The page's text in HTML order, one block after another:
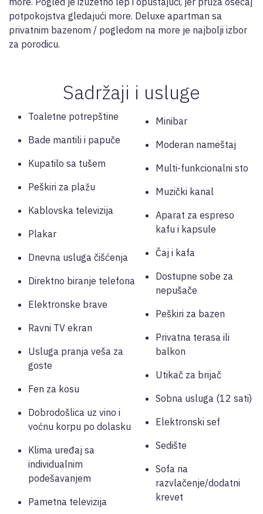
potpokojstva gledajući more. Deluxe apartman sa
privatnim bazenom / pogledom na more je najbolji izbor
za porodicu.
Sadržaji i usluge
Toaletne potrepštine
Bade mantili i papuče
Kupatilo sa tušem
Peškiri za plažu
Kablovska televizija
Plakar
Dnevna usluga čišćenja
Direktno biranje telefona
Elektronske brave
Ravni TV ekran
Usluga pranja veša za
goste
Fen za kosu
Dobrodošlica uz vino i
voćnu korpu po dolasku
Klima uređaj sa
individualnim
podešavanjem
Pametna televizija
Minibar
Moderan nameštaj
Multi-funkcionalni sto
Muzički kanal
Aparat za espreso
kafu i kapsule
Čaj i kafa
Dostupne sobe za
nepušače
Peškiri za bazen
Privatna terasa ili
balkon
Utikač za brijač
Sobna usluga (12 sati)
Elektronski sef
Sedište
Sofa na
razvlačenje/dodatni
krevet